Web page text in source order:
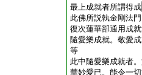
最上成就者所謂得成
此佛所説執金剛法門
復次蓮華部通用成
隨愛樂成就。敬愛
等
此中隨愛樂成就者
華妙愛已。能令一